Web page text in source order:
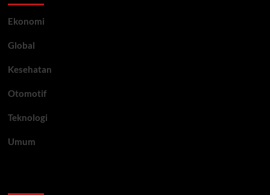
Ekonomi
Global
Kesehatan
Otomotif
Teknologi
Umum